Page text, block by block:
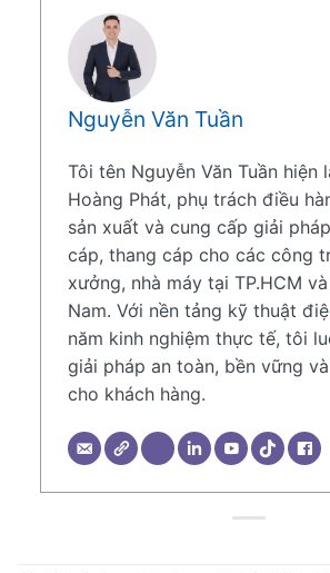
Nguyễn Văn Tuần
Tôi tên Nguyễn Văn Tuần hiện
Hoàng Phát, phụ trách điều
sản xuất và cung cấp giải
cáp, thang cáp cho các công
xưởng, nhà máy tại TP.HCM
Nam. Với nền tảng kỹ thuật
năm kinh nghiệm thực tế, tôi
giải pháp an toàn, bền vững
cho khách hàng.